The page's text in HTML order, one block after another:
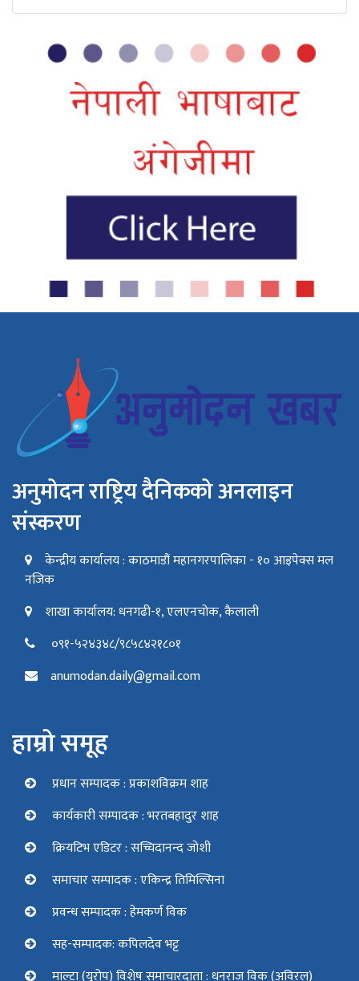
अनुमोदन राष्ट्रिय दैनिकको अनलाइन
संस्करण
केन्द्रीय कार्यालय : काठमाडौं महानगरपालिका - १० आइपेक्स मल
नजिक
शाखा कार्यालय: धनगढी-१, एलएनचोक, कैलाली
०९१-५२४३४८/९८५८४२१८०१
anumodan.daily@gmail.com
हाम्रो समूह
प्रधान सम्पादक : प्रकाशविक्रम शाह
कार्यकारी सम्पादक : भरतबहादुर शाह
क्रियटिभ एडिटर : सच्चिदानन्द जोशी
समाचार सम्पादक : एकिन्द्र तिमिल्सिना
प्रवन्ध सम्पादक : हेमकर्ण विक
सह-सम्पादक: कपिलदेव भट्ट